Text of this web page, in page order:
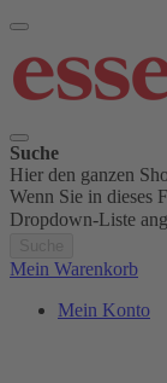
Suche
Hier den ganzen
Wenn Sie in dieses
Dropdown-Liste
Mein Warenkorb
Mein Konto